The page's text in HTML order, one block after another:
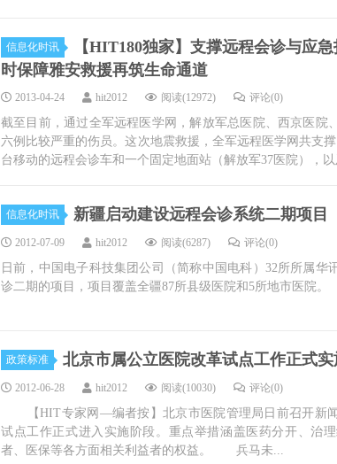
信息化时讯
【HIT180独家】支撑远程会诊与应
时保障雅安救援再筑生命通道
2013-04-24 hit2012 阅读(12972) 评论(0)
截至目前，通过全军远程医学网，解放军总医院、西京医院
六例比较严重的伤员。这次地震救援，全军远程医学网共支
台移动的远程会诊车和一个固定地面站（解放军37医院），
信息化时讯 新疆启动建设远程会诊系统二期项目
2012-07-09 hit2012 阅读(6287) 评论(0)
日前，中国电子科技集团公司（简称中国电科）32所所属华
诊二期的项目，项目覆盖全疆87所县级医院和5所地市医院。
政策标准 北京市属公立医院改革试点工作正式实
2012-06-28 hit2012 阅读(10030) 评论(0)
【HIT专家网—编者按】北京市医院管理局日前召开新闻
试点工作正式进入实施阶段。重点举措涵盖医药分开、治
者、医保等各方面相关利益者的权益。 兵马未...